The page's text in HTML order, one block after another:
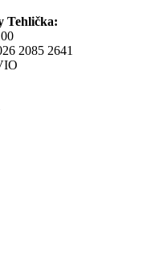
Tehlička:
2085 2641